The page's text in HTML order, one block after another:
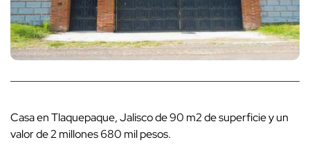
Casa en Tlaquepaque, Jalisco de 90 m2 de superficie y un
valor de 2 millones 680 mil pesos.